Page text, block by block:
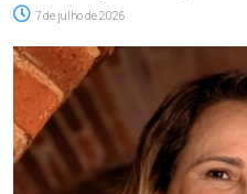
7 de julho de 2026